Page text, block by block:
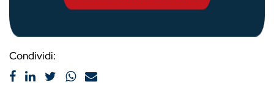
Condividi: